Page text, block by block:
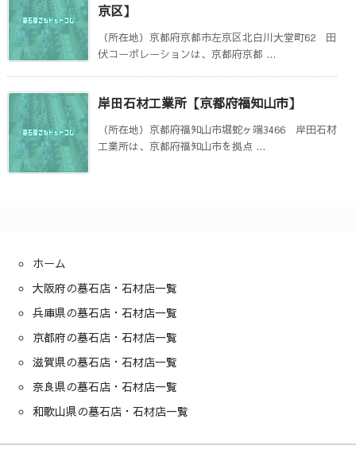
京区】
（所在地）京都府京都市左京区北白川大堂町62 田
伏コーポレーションは、京都府京都 ...
岸田石材工業所【京都府福知山市】
（所在地）京都府福知山市堀蛇ヶ端3466 岸田石材
工業所は、京都府福知山市を拠点 ...
ホーム
大阪府の墓石店・石材店一覧
兵庫県の墓石店・石材店一覧
京都府の墓石店・石材店一覧
滋賀県の墓石店・石材店一覧
奈良県の墓石店・石材店一覧
和歌山県の墓石店・石材店一覧